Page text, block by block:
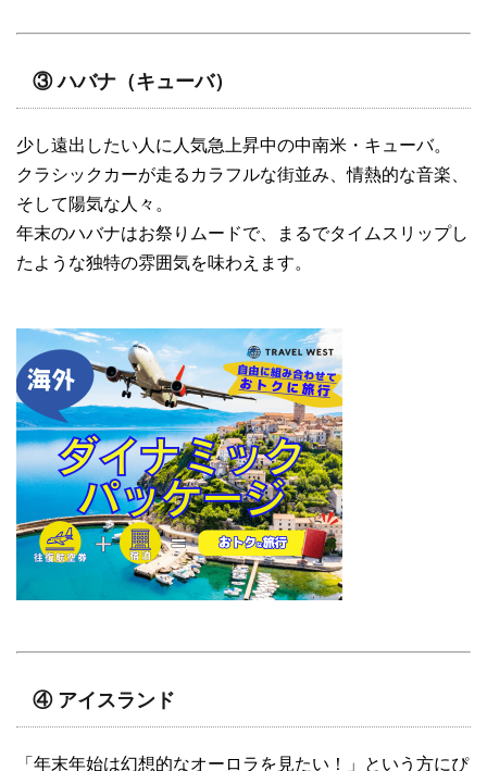
③ ハバナ（キューバ）
少し遠出したい人に人気急上昇中の中南米・キューバ。
クラシックカーが走るカラフルな街並み、情熱的な音楽、
そして陽気な人々。
年末のハバナはお祭りムードで、まるでタイムスリップし
たような独特の雰囲気を味わえます。
④ アイスランド
「年末年始は幻想的なオーロラを見たい！」という方にぴ